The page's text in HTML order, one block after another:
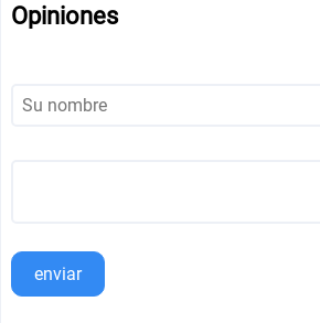
Opiniones
enviar